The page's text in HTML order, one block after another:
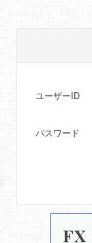
ユーザーID
パスワード